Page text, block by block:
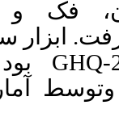
سلامت
داده ها